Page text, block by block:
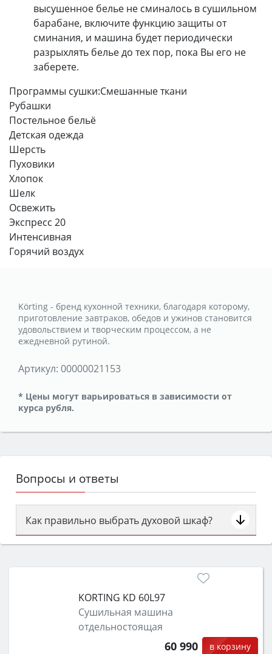
высушенное белье не сминалось в сушильном
барабане, включите функцию защиты от
сминания, и машина будет периодически
разрыхлять белье до тех пор, пока Вы его не
заберете.
Программы сушки:Смешанные ткани
Рубашки
Постельное бельё
Детская одежда
Шерсть
Пуховики
Хлопок
Шелк
Освежить
Экспресс 20
Интенсивная
Горячий воздух
Körting - бренд кухонной техники, благодаря которому,
приготовление завтраков, обедов и ужинов становится
удовольствием и творческим процессом, а не
ежедневной рутиной.
Артикул: 00000021153
* Цены могут варьироваться в зависимости от
курса рубля.
Вопросы и ответы
Как правильно выбрать духовой шкаф?
Сначала определитесь с типом (газовый или
затем смотрите на объём 50–70 л для семьи,
функции (конвекция, гриль, самоочистка,
защита от детей).
KORTING KD 60L97
Сушильная машина
отдельностоящая
60 990 в корзину